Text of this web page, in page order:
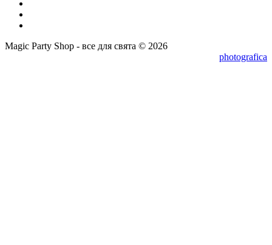
Magic Party Shop - все для свята © 2026
photografica